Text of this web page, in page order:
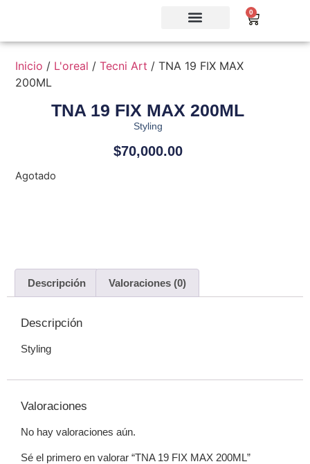
0
Inicio / L'oreal /Tecni Art / TNA 19 FIX MAX
200ML
TNA 19 FIX MAX 200ML
Styling
$70,000.00
Agotado
Descripción Valoraciones (0)
Descripción
Styling
Valoraciones
No hay valoraciones aún.
Sé el primero en valorar “TNA 19 FIX MAX 200ML”